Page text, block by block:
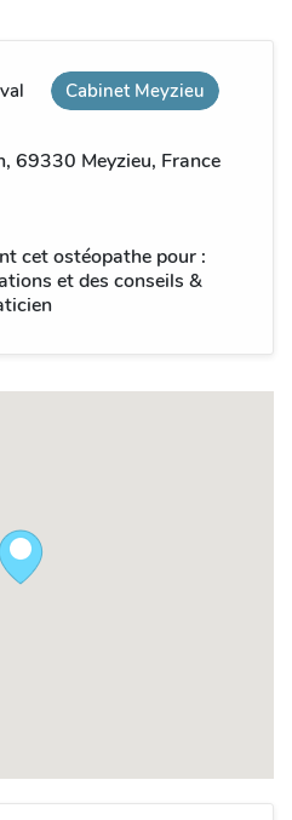
Cabinet Meyzieu
69330 Meyzieu, France
cet ostéopathe pour :
et des conseils &